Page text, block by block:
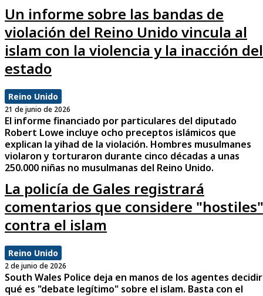
Un informe sobre las bandas de
violación del Reino Unido vincula al
islam con la violencia y la inacción del
estado
Reino Unido
21 de junio de 2026
El informe financiado por particulares del diputado
Robert Lowe incluye ocho preceptos islámicos que
explican la yihad de la violación. Hombres musulmanes
violaron y torturaron durante cinco décadas a unas
250.000 niñas no musulmanas del Reino Unido.
La policía de Gales registrará
comentarios que considere "hostiles"
contra el islam
Reino Unido
2 de junio de 2026
South Wales Police deja en manos de los agentes decidir
qué es "debate legítimo" sobre el islam. Basta con el